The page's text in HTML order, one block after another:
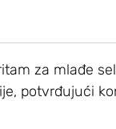
za mlađe
potvrđujući